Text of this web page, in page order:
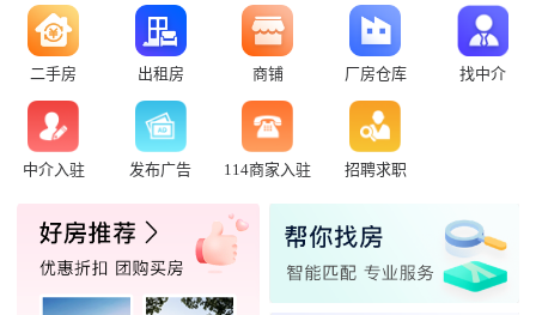
二手房 出租房 商铺 厂房仓库 找中介
中介入驻 发布广告 114商家入驻 招聘求职